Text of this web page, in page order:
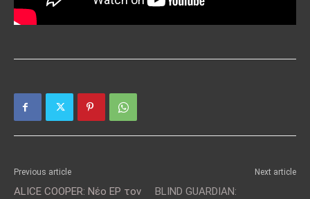
Previous article
ALICE COOPER: Νέο EP τον
Next article
BLIND GUARDIAN: